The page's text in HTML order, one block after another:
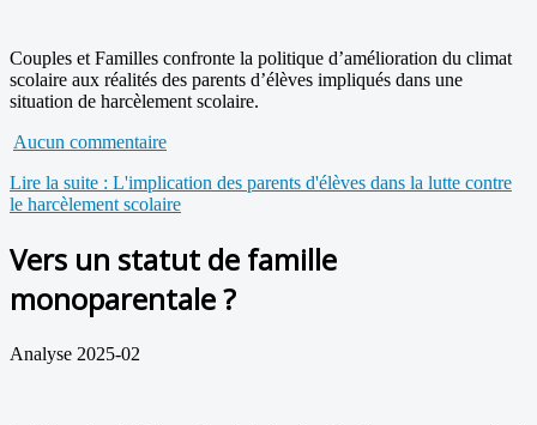
Couples et Familles confronte la politique d’amélioration du climat
scolaire aux réalités des parents d’élèves impliqués dans une
situation de harcèlement scolaire.
Aucun commentaire
Lire la suite : L'implication des parents d'élèves dans la lutte contre
le harcèlement scolaire
Vers un statut de famille
monoparentale ?
Analyse 2025-02